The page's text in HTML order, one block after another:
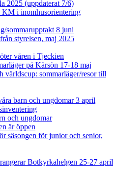
2025 (uppdaterat 7/6)
KM i inomhusorientering
sommarupptakt 8 juni
styrelsen, maj 2025
våren i Tjeckien
på Kärsön 17-18 maj
världscup: sommarläger/resor till
barn och ungdomar 3 april
och ungdomar
är öppen
säsongen för junior och senior,
Botkyrkahelgen 25-27 april